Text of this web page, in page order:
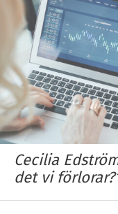
Cecilia
det vi